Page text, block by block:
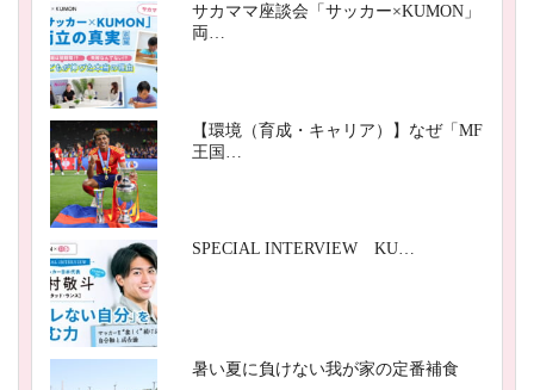
サカママ座談会「サッカー×KUMON」
両…
【環境（育成・キャリア）】なぜ「MF
王国…
SPECIAL INTERVIEW KU…
暑い夏に負けない我が家の定番補食